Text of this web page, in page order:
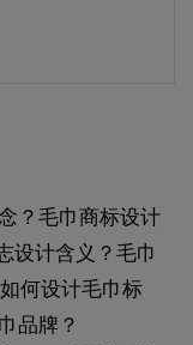
？毛巾商标设计
设计含义？毛巾
何设计毛巾标
品牌？